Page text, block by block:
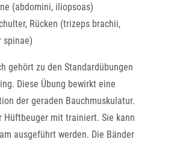
(abdomini, iliopsoas)
Rücken (trizeps brachii,
spinae)
gehört zu den Standardübungen
Diese Übung bewirkt eine
der geraden Bauchmuskulatur.
Hüftbeuger mit trainiert. Sie kann
ausgeführt werden. Die Bänder